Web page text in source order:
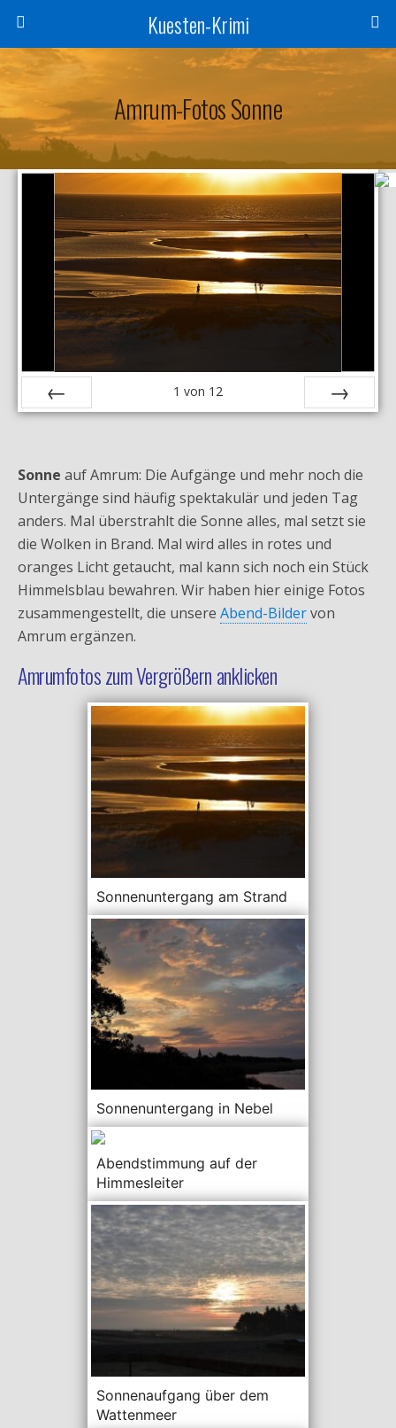
Kuesten-Krimi
Amrum-Fotos Sonne
Zurück
1 von 12
Vor
Sonne auf Amrum: Die Aufgänge und mehr noch die
Untergänge sind häufig spektakulär und jeden Tag
anders. Mal überstrahlt die Sonne alles, mal setzt sie
die Wolken in Brand. Mal wird alles in rotes und
oranges Licht getaucht, mal kann sich noch ein Stück
Himmelsblau bewahren. Wir haben hier einige Fotos
zusammengestellt, die unsere Abend-Bildervon
Amrum ergänzen.
Amrumfotos zum Vergrößern anklicken
Sonnenuntergang am Strand
Sonnenuntergang in Nebel
Abendstimmung auf der
Himmesleiter
Sonnenaufgang über dem
Wattenmeer